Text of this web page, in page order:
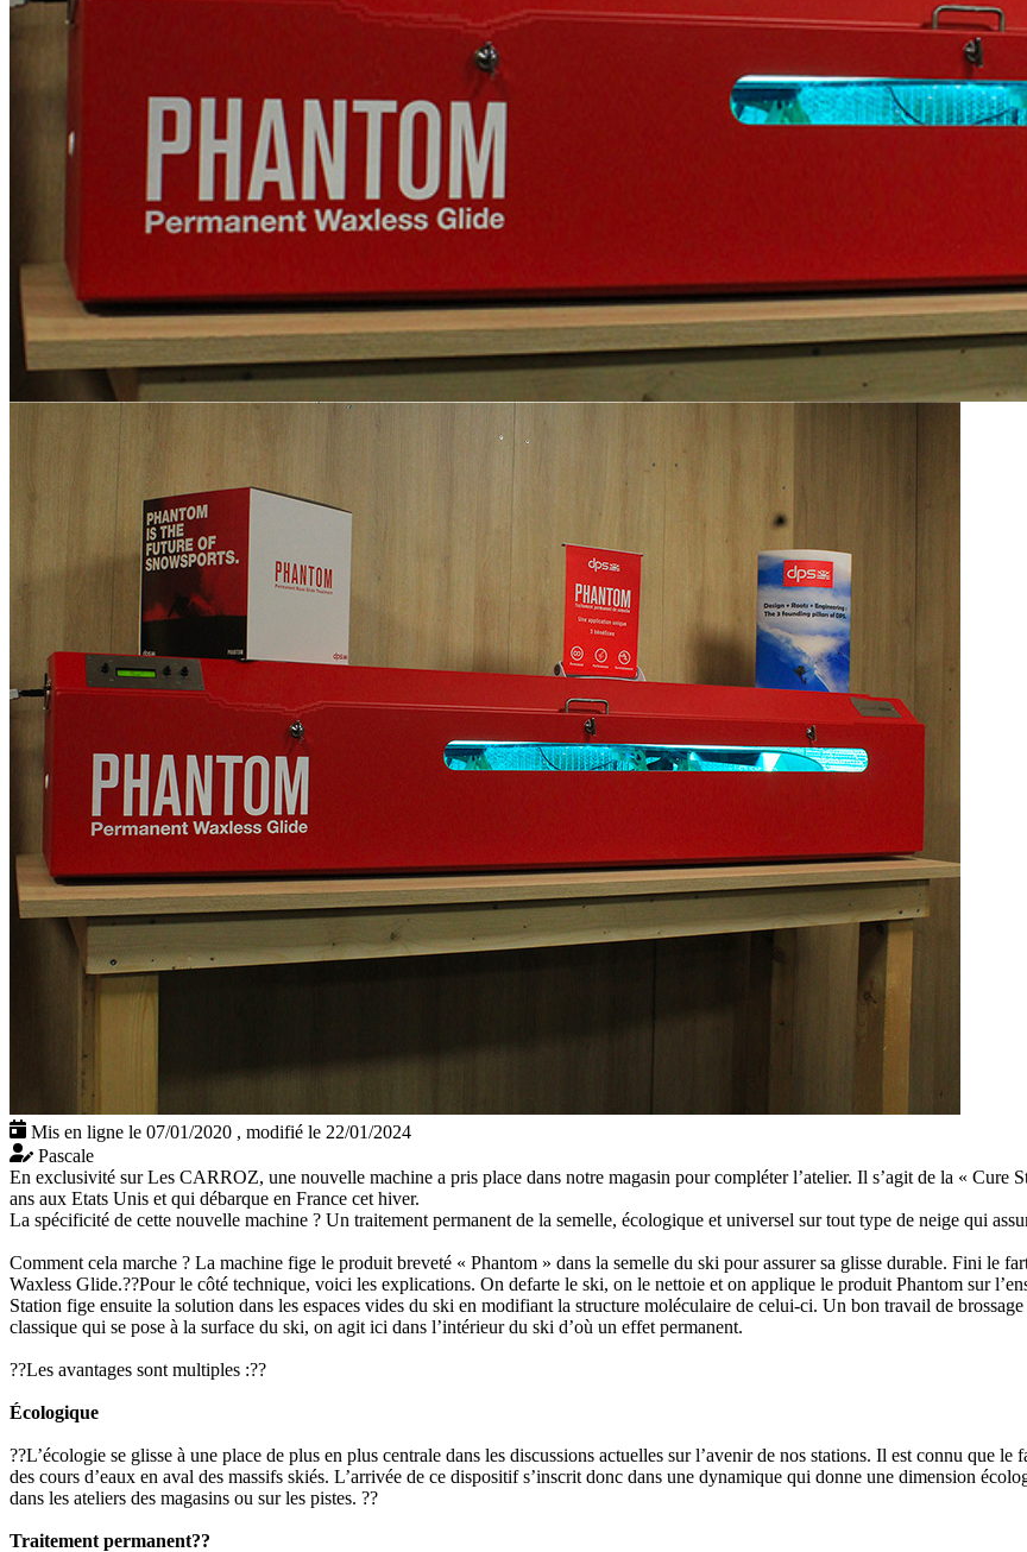
Mis en ligne le 07/01/2020 , modifié le 22/01/2024
Pascale
En exclusivité sur Les CARROZ, une nouvelle machine a pris place dans notre magasin pour compléter l’atelier. Il s’agit de la « Cure
ans aux Etats Unis et qui débarque en France cet hiver.
La spécificité de cette nouvelle machine ? Un traitement permanent de la semelle, écologique et universel sur tout type de neige qui
Comment cela marche ? La machine fige le produit breveté « Phantom » dans la semelle du ski pour assurer sa glisse durable. Fini le
Waxless Glide.??Pour le côté technique, voici les explications. On defarte le ski, on le nettoie et on applique le produit Phantom sur
Station fige ensuite la solution dans les espaces vides du ski en modifiant la structure moléculaire de celui-ci. Un bon travail de
classique qui se pose à la surface du ski, on agit ici dans l’intérieur du ski d’où un effet permanent.
??Les avantages sont multiples :??
Écologique
??L’écologie se glisse à une place de plus en plus centrale dans les discussions actuelles sur l’avenir de nos stations. Il est connu que
des cours d’eaux en aval des massifs skiés. L’arrivée de ce dispositif s’inscrit donc dans une dynamique qui donne une dimension
dans les ateliers des magasins ou sur les pistes. ??
Traitement permanent??